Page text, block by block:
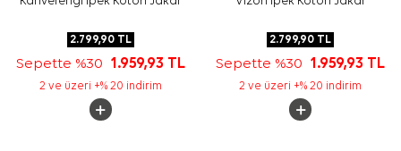
2.799,90TL
Sepette %30 1.959,93 TL
2 ve üzeri +% 20 indirim
2.799,90 TL
Sepette %30 1.959,93 TL
2 ve üzeri +% 20 indirim